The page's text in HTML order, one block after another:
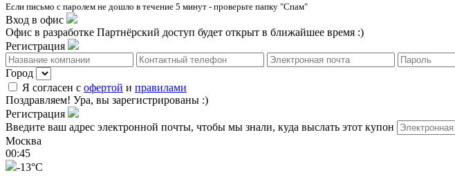
Если письмо с паролем не дошло в течение 5 минут - проверьте папку "Спам"
Вход в офис
Офис в разработке Партнёрский доступ будет открыт в ближайшее время :)
Регистрация
Город
Я согласен с офертой и правилами
Поздравляем! Ура, вы зарегистрированы :)
Регистрация
Введите ваш адрес электронной почты, чтобы мы знали, куда выслать этот купон
Москва
00:45
-13°C